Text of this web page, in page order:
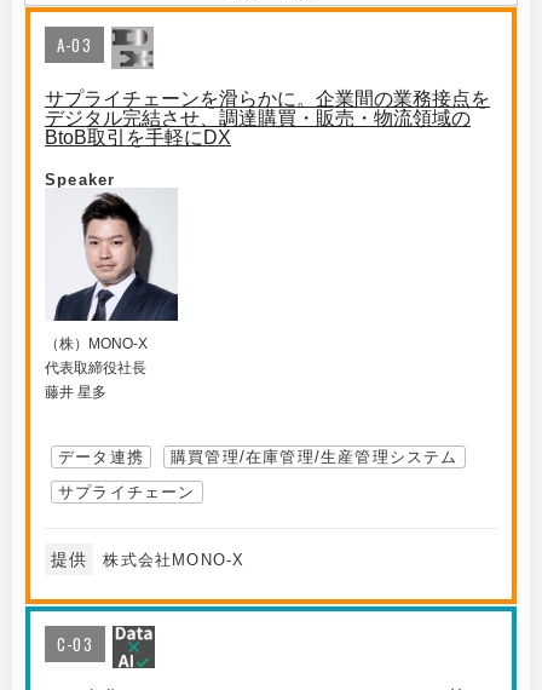
A-03
サプライチェーンを滑らかに。企業間の業務接点を
デジタル完結させ、調達購買・販売・物流領域の
BtoB取引を手軽にDX
Speaker
（株）MONO-X
代表取締役社長
藤井 星多
データ連携
購買管理/在庫管理/生産管理システム
サプライチェーン
提供 株式会社MONO-X
C-03